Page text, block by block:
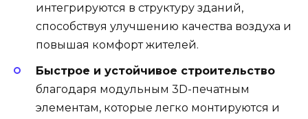
интегрируются в структуру зданий,
способствуя улучшению качества воздуха и
повышая комфорт жителей.
Быстрое и устойчивое строительство
благодаря модульным 3D-печатным
элементам, которые легко монтируются и